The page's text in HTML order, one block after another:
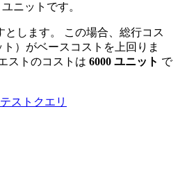
ニットです。
とします。 この場合、総行コス
ト）がベースコストを上回りま
ストのコストは 6000 ユニット で
ストクエリ